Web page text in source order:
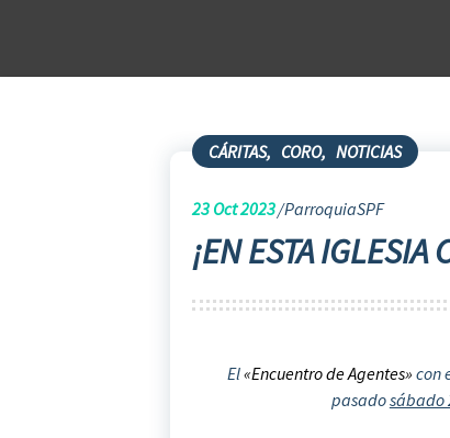
CÁRITAS, CORO, NOTICIAS
23Oct 2023 ParroquiaSPF
¡EN ESTA
El«Encuentro de Agentes» con
pasadosábado